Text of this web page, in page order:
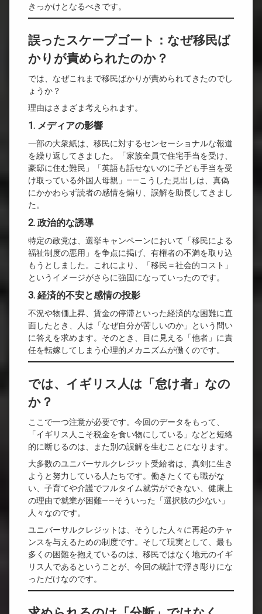
きっかけとなるべきです。
誤ったスケープゴート：なぜ移民ば
かりが責められたのか？
では、なぜこれまで移民ばかりが責められてきたのでし
ょうか？
理由はさまざま考えられます。
1. メディアの影響
一部の大衆紙は、移民に対するセンセーショナルな報道
を繰り返してきました。「家族全員で住宅手当を受け、
豪邸に住む難民」「英語も話せないのに子ども手当を受
け取っている外国人母親」——こうした見出しは、真偽
にかかわらず読者の感情を煽り、誤解を助長してきまし
た。
2. 政治的な誘導
特定の政党は、選挙キャンペーンにおいて「移民による
福祉制度の悪用」を争点に掲げ、有権者の不満を取り込
もうとしました。これにより、「移民＝社会的コスト」
というイメージがさらに強固になっていったのです。
3. 経済的不安と感情の投影
不況や物価上昇、賃金の停滞といった経済的な困難に直
面したとき、人は「なぜ自分が苦しいのか」という問い
に答えを求めます。そのとき、目に見える「他者」に責
任を転嫁してしまう心理的メカニズムが働くのです。
では、イギリス人は「怠け者」なの
か？
ここで一つ注意が必要です。今回のデータをもって、
「イギリス人こそ税金を食い物にしている」などと短絡
的に断じるのは、また別の誤解を生むことになります。
大多数のユニバーサルクレジット受給者は、真剣に生き
ようと努力している人たちです。働きたくても職がな
い、子育てや介護でフルタイム就労ができない、健康上
の理由で就業が困難——そういった「選択肢の少ない」
人々なのです。
ユニバーサルクレジットは、そうした人々に再起のチャ
ンスを与えるための制度です。そして現実として、最も
多くの困難を抱えているのは、移民ではなく地元のイギ
リス人であるということが、今回の統計で浮き彫りにな
っただけなのです。